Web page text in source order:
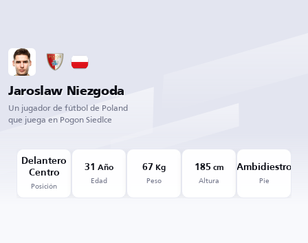
Jaroslaw Niezgoda
Un jugador de fútbol de Poland
que juega en Pogon Siedlce
Delantero
Centro
Posición
31 Año
Edad
67 Kg
Peso
185 cm
Altura
Ambidiestro
Pie